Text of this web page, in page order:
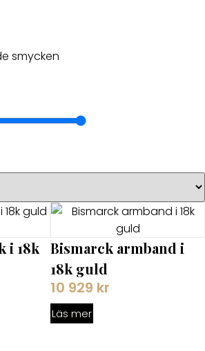
smycken
i 18k Bismarck armband i
18k guld
10 929 kr
Läs mer